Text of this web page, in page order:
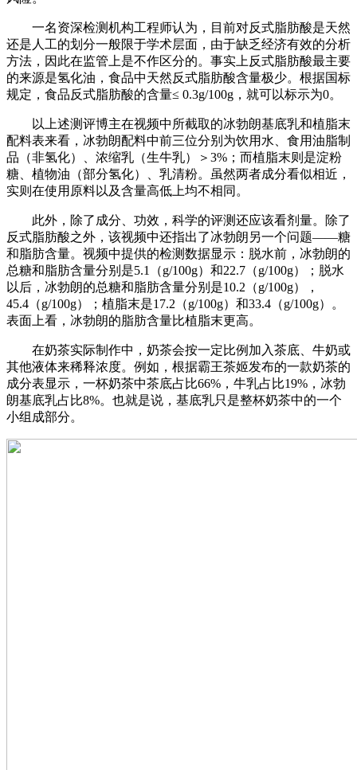
一名资深检测机构工程师认为，目前对反式脂肪酸是天然
还是人工的划分一般限于学术层面，由于缺乏经济有效的分析
方法，因此在监管上是不作区分的。事实上反式脂肪酸最主要
的来源是氢化油，食品中天然反式脂肪酸含量极少。根据国标
规定，食品反式脂肪酸的含量≤ 0.3g/100g，就可以标示为0。
以上述测评博主在视频中所截取的冰勃朗基底乳和植脂末
配料表来看，冰勃朗配料中前三位分别为饮用水、食用油脂制
品（非氢化）、浓缩乳（生牛乳）＞3%；而植脂末则是淀粉
糖、植物油（部分氢化）、乳清粉。虽然两者成分看似相近，
实则在使用原料以及含量高低上均不相同。
此外，除了成分、功效，科学的评测还应该看剂量。除了
反式脂肪酸之外，该视频中还指出了冰勃朗另一个问题——糖
和脂肪含量。视频中提供的检测数据显示：脱水前，冰勃朗的
总糖和脂肪含量分别是5.1（g/100g）和22.7（g/100g）；脱水
以后，冰勃朗的总糖和脂肪含量分别是10.2（g/100g），
45.4（g/100g）；植脂末是17.2（g/100g）和33.4（g/100g）。
表面上看，冰勃朗的脂肪含量比植脂末更高。
在奶茶实际制作中，奶茶会按一定比例加入茶底、牛奶或
其他液体来稀释浓度。例如，根据霸王茶姬发布的一款奶茶的
成分表显示，一杯奶茶中茶底占比66%，牛乳占比19%，冰勃
朗基底乳占比8%。也就是说，基底乳只是整杯奶茶中的一个
小组成部分。